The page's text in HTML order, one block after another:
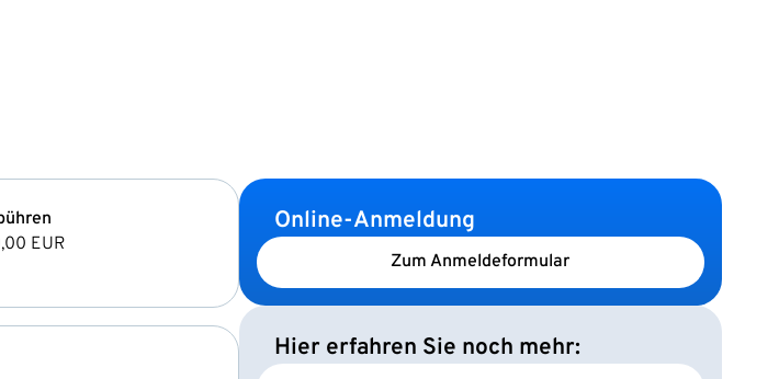
EUR
Online-Anmeldung
Zum Anmeldeformular
Hier erfahren Sie noch mehr: